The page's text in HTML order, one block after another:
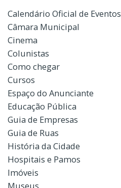
Calendário Oficial de Eventos
Câmara Municipal
Cinema
Colunistas
Como chegar
Cursos
Espaço do Anunciante
Educação Pública
Guia de Empresas
Guia de Ruas
História da Cidade
Hospitais e Pamos
Imóveis